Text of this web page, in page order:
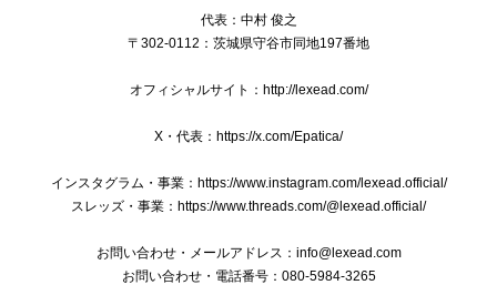
2025/01/09
て購入できます。 欲しい商品と出会えた際はまたよろしくお
代表：中村 俊之
〒302-0112：茨城県守谷市同地197番地
オフィシャルサイト：http://lexead.com/
X・代表：https://x.com/Epatica/
インスタグラム・事業：https://www.instagram.com/lexead.official/
スレッズ・事業：https://www.threads.com/@lexead.official/
お問い合わせ・メールアドレス： info@lexead.com
お問い合わせ・電話番号：080-5984-3265